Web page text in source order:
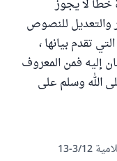
خطأ لا يجوز
والتعديل للنصوص
تقدم بيانها ،
إليه فمن المعروف
الله وسلم على
12-13